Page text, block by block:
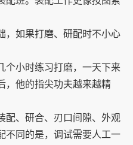
，如果打磨、研配时不小心
个小时练习打磨，一天下来
，他的指尖功夫越来越精
配、研合、刃口间隙、外观
不同的是，调试需要人工一